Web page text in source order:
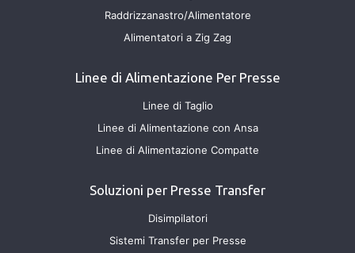
Raddrizzanastro/Alimentatore
Alimentatori a Zig Zag
Linee di Alimentazione Per Presse
Linee di Taglio
Linee di Alimentazione con Ansa
Linee di Alimentazione Compatte
Soluzioni per Presse Transfer
Disimpilatori
Sistemi Transfer per Presse